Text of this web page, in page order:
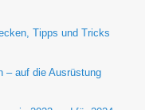
Tipps und Tricks
– auf die Ausrüstung